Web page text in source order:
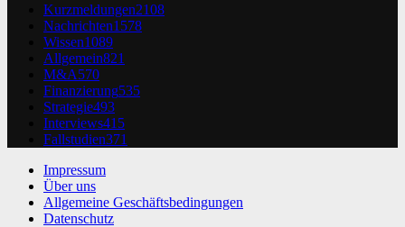
Kurzmeldungen2108
Nachrichten1578
Wissen1089
Allgemein821
M&A570
Finanzierung535
Strategie493
Interviews415
Fallstudien371
Impressum
Über uns
Allgemeine Geschäftsbedingungen
Datenschutz